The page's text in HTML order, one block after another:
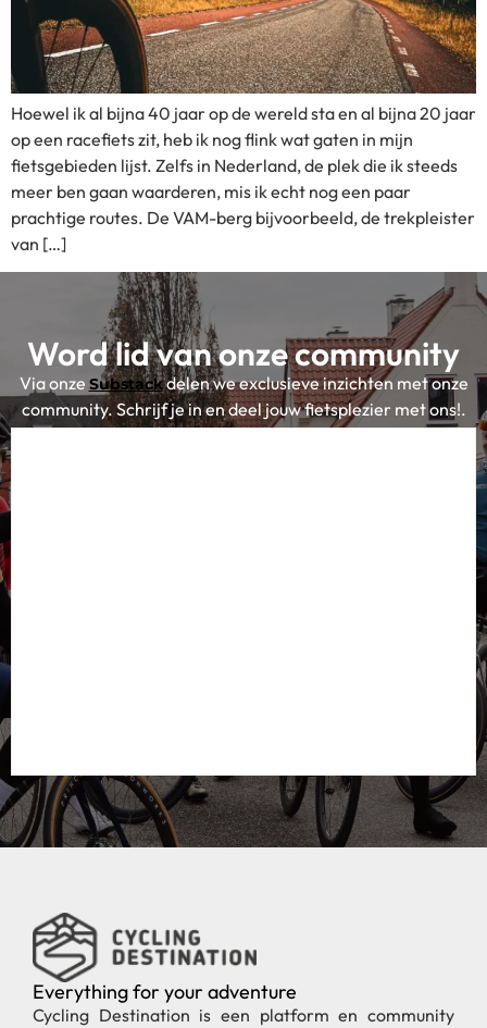
Hoewel ik al bijna 40 jaar op de wereld sta en al bijna 20 jaar
op een racefiets zit, heb ik nog flink wat gaten in mijn
fietsgebieden lijst. Zelfs in Nederland, de plek die ik steeds
meer ben gaan waarderen, mis ik echt nog een paar
prachtige routes. De VAM-berg bijvoorbeeld, de trekpleister
van […]
Word lid van onze community
Via onze Substackdelen we exclusieve inzichten met onze
community. Schrijf je in en deel jouw fietsplezier met ons!.
Everything for your adventure
Cycling Destination is een platform en community